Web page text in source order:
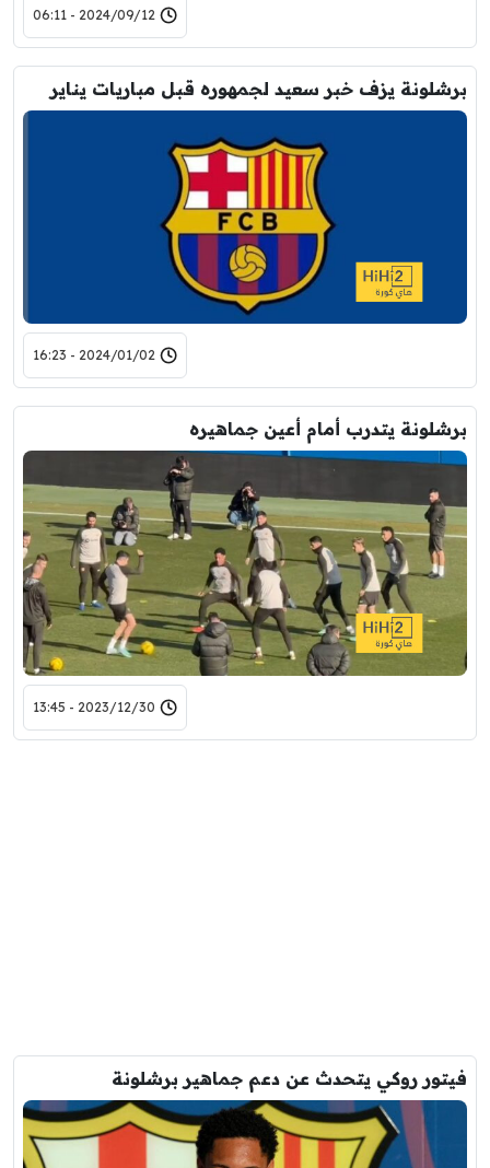
2024/09/12 - 06:11
برشلونة يزف خبر سعيد لجمهوره قبل مباريات يناير
2024/01/02 - 16:23
برشلونة يتدرب أمام أعين جماهيره
2023/12/30 - 13:45
فيتور روكي يتحدث عن دعم جماهير برشلونة